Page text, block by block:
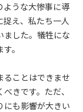
ような大惨事に導
え、私たち一人
ました。犠牲にな
。
ることはできませ
きです。ただ、
にも影響が大きい